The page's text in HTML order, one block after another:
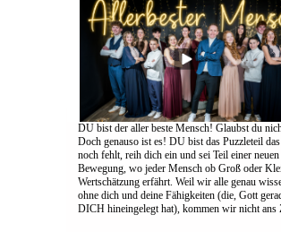
DU bist der aller beste Mensch! Glaubst du
Doch genauso ist es! DU bist das Puzzleteil
noch fehlt, reih dich ein und sei Teil einer neuen
Bewegung, wo jeder Mensch ob Groß oder
Wertschätzung erfährt. Weil wir alle genau
ohne dich und deine Fähigkeiten (die, Gott
DICH hineingelegt hat), kommen wir nicht